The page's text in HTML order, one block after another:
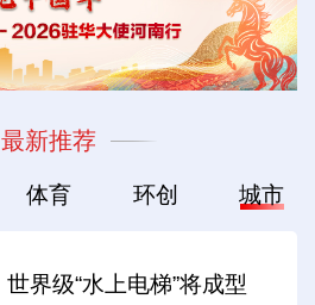
最新推荐
体育 环创 城市
世界级“水上电梯”将成型